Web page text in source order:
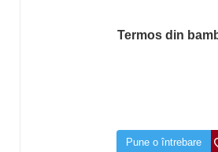
Termos din
Pune o întrebare